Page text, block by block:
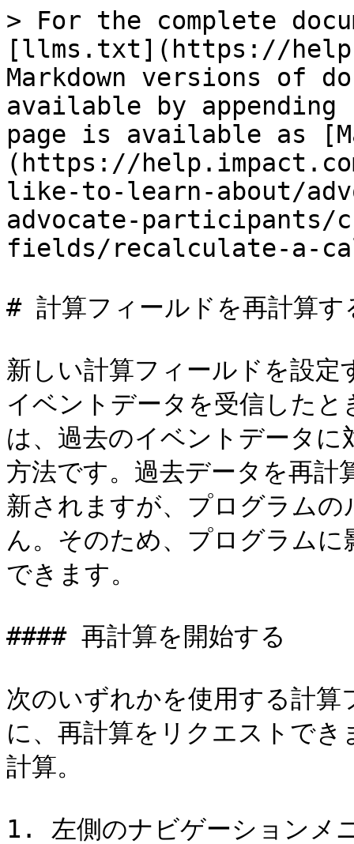
> For the complete
[llms.txt](https://
Markdown versions of
available by
page is available as
(https://
like-to-learn-about/
advocate-participants/
fields/recalculate-a-
# 計算フィールドを再計算す
新しい計算フィールドを設
イベントデータを受信した
は、過去のイベントデータ
方法です。過去データを再
新されますが、プログラム
ん。そのため、プログラム
できます。
#### 再計算を開始する
次のいずれかを使用する計
に、再計算をリクエスト
計算。
1. 左側のナビゲーション